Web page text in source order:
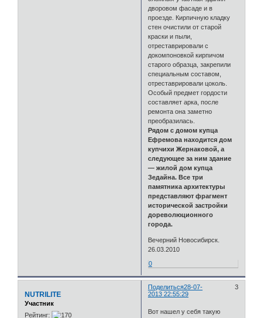
дворовом фасаде и в
проезде. Кирпичную кладку
стен очистили от старой
краски и пыли,
отреставрировали с
докомпоновкой кирпичом
старого образца, закрепили
специальным составом,
отреставрировали цоколь.
Особый предмет гордости
составляет арка, после
ремонта она заметно
преобразилась.
Рядом с домом купца
Ефремова находится дом
купчихи Жернаковой, а
следующее за ним здание
— жилой дом купца
Зедайна. Все три
памятника архитектуры
представляют фрагмент
исторической застройки
дореволюционного
города.
Вечерний Новосибирск.
26.03.2010
0
Поделиться 3
28-07-
2013 22:55:29
NUTRILITE
Участник
Рейтинг:
Вот нашел у себя такую